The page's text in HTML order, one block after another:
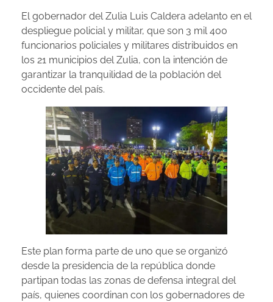
El gobernador del Zulia Luis Caldera adelanto en el
despliegue policial y militar, que son 3 mil 400
funcionarios policiales y militares distribuidos en
los 21 municipios del Zulia, con la intención de
garantizar la tranquilidad de la población del
occidente del país.
Este plan forma parte de uno que se organizó
desde la presidencia de la república donde
partipan todas las zonas de defensa integral del
país, quienes coordinan con los gobernadores de